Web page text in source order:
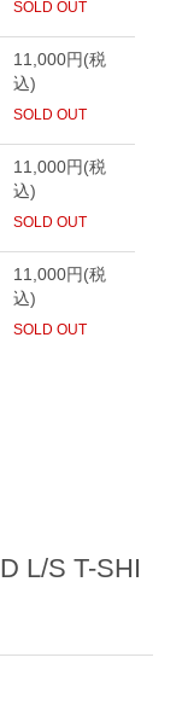
L/S T-SHI